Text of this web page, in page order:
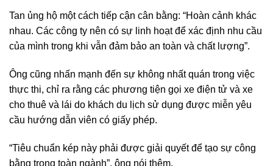
Tan ủng hộ một cách tiếp cận cân bằng: “Hoàn cảnh khác
nhau. Các công ty nên có sự linh hoạt để xác định nhu cầu
của mình trong khi vẫn đảm bảo an toàn và chất lượng”.
Ông cũng nhấn mạnh đến sự không nhất quán trong việc
thực thi, chỉ ra rằng các phương tiện gọi xe điện tử và xe
cho thuê và lái do khách du lịch sử dụng được miễn yêu
cầu hướng dẫn viên có giấy phép.
“Tiêu chuẩn kép này phải được giải quyết để tạo sự công
bằng trong toàn ngành”, ông nói thêm.